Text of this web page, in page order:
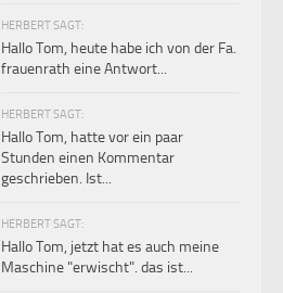
HERBERT SAGT:
Hallo Tom, heute habe ich von der Fa.
frauenrath eine Antwort...
HERBERT SAGT:
Hallo Tom, hatte vor ein paar
Stunden einen Kommentar
geschrieben. Ist...
HERBERT SAGT:
Hallo Tom, jetzt hat es auch meine
Maschine "erwischt". das ist...